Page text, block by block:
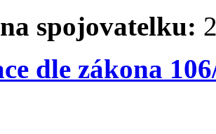
spojovatelku:
dle zákona